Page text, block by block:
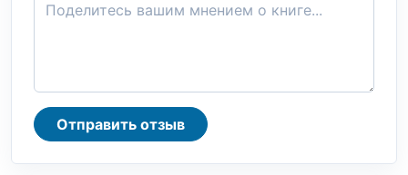
Отправить отзыв